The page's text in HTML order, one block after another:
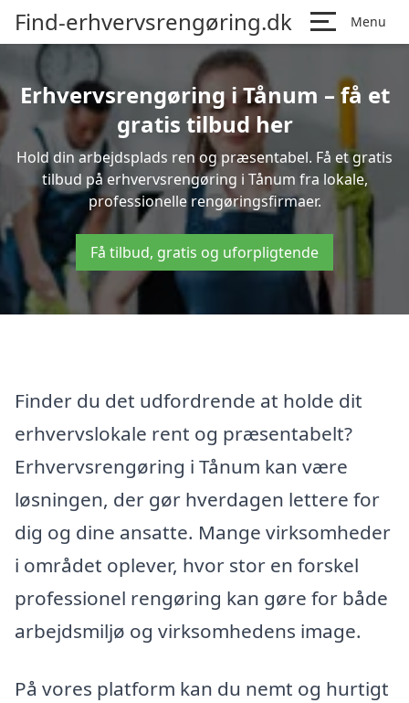
Find-erhvervsrengøring.dk Menu
Erhvervsrengøring i Tånum – få et
gratis tilbud her
Hold din arbejdsplads ren og præsentabel. Få et gratis
tilbud på erhvervsrengøring i Tånum fra lokale,
professionelle rengøringsfirmaer.
Få tilbud, gratis og uforpligtende
Finder du det udfordrende at holde dit
erhvervslokale rent og præsentabelt?
Erhvervsrengøring i Tånum kan være
løsningen, der gør hverdagen lettere for
dig og dine ansatte. Mange virksomheder
i området oplever, hvor stor en forskel
professionel rengøring kan gøre for både
arbejdsmiljø og virksomhedens image.
På vores platform kan du nemt og hurtigt